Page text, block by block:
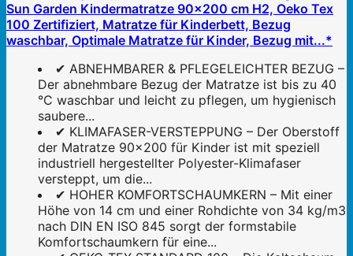
Sun Garden Kindermatratze 90x200 cm H2, Oeko Tex
100 Zertifiziert, Matratze für Kinderbett, Bezug
waschbar, Optimale Matratze für Kinder, Bezug mit...*
✔ ABNEHMBARER & PFLEGELEICHTER BEZUG –
Der abnehmbare Bezug der Matratze ist bis zu 40
°C waschbar und leicht zu pflegen, um hygienisch
saubere...
✔ KLIMAFASER-VERSTEPPUNG – Der Oberstoff
der Matratze 90x200 für Kinder ist mit speziell
industriell hergestellter Polyester-Klimafaser
versteppt, um die...
✔ HOHER KOMFORTSCHAUMKERN – Mit einer
Höhe von 14 cm und einer Rohdichte von 34 kg/m3
nach DIN EN ISO 845 sorgt der formstabile
Komfortschaumkern für eine...